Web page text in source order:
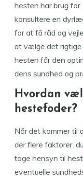
hesten har brug
konsultere en
for at få råd og
at vælge det rigtige
hesten får den
dens sundhed og
Hvordan
hestefoder?
Når det kommer til
der flere faktorer,
tage hensyn til
eventuelle